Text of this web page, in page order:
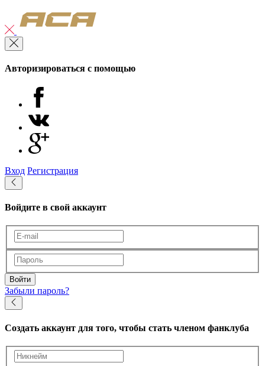
Авторизироваться с помощью
Вход Регистрация
Войдите в свой аккаунт
Войти
Забыли пароль?
Создать аккаунт для того, чтобы стать членом фанклуба